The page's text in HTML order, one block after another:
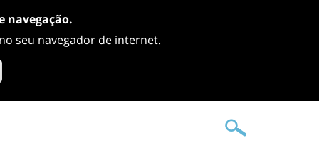
navegação.
seu navegador de internet.